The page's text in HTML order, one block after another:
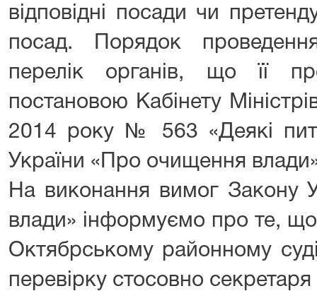
відповідні посади чи
посад. Порядок
перелік органів, що її
постановою Кабінету
2014 року № 563 «Деякі
України «Про очищення
На виконання вимог Закону
влади» інформуємо про те,
Октябрському районному
перевірку стосовно